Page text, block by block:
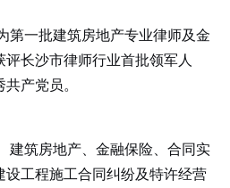
第一批建筑房地产专业律师及金
长沙市律师行业首批领军人
产党员。
建筑房地产、金融保险、合同实
工程施工合同纠纷及特许经营